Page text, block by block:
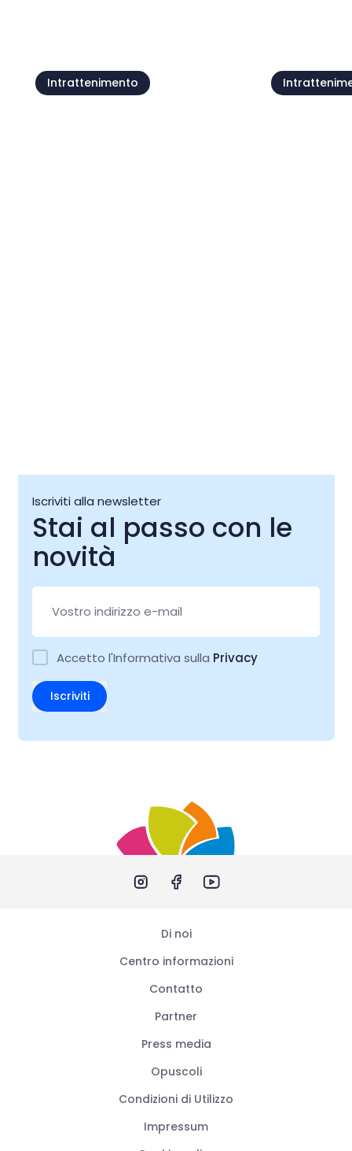
Intrattenimento
Iscriviti alla newsletter
Stai al passo con le
novità
Accetto l'Informativa sulla Privacy
Iscriviti
Di noi
Centro informazioni
Contatto
Partner
Press media
Opuscoli
Condizioni di Utilizzo
Impressum